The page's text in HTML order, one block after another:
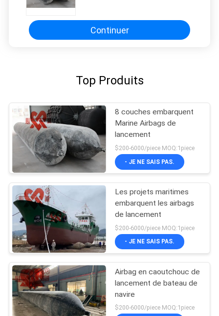
Continuer
Top Produits
8 couches embarquent
Marine Airbags de
lancement
$200-6000/piece MOQ:1piece
- JE NE SAIS PAS.
Les projets maritimes
embarquent les airbags
de lancement
$200-6000/piece MOQ:1piece
- JE NE SAIS PAS.
Airbag en caoutchouc de
lancement de bateau de
navire
$200-6000/piece MOQ:1piece